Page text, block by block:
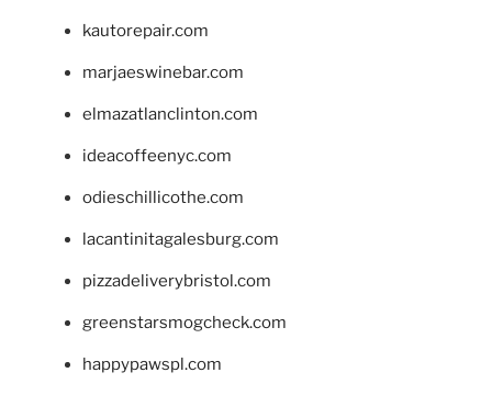
kautorepair.com
marjaeswinebar.com
elmazatlanclinton.com
ideacoffeenyc.com
odieschillicothe.com
lacantinitagalesburg.com
pizzadeliverybristol.com
greenstarsmogcheck.com
happypawspl.com